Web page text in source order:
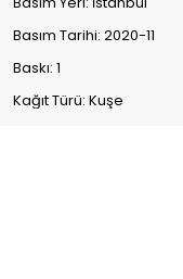
Basım Tarihi: 2020-11
Baskı: 1
Kağıt Türü: Kuşe